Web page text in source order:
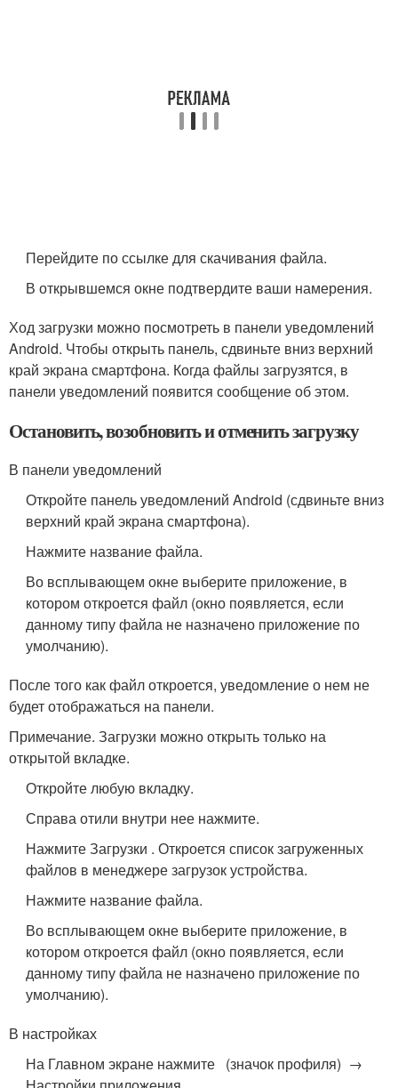
Перейдите по ссылке для скачивания файла.
В открывшемся окне подтвердите ваши намерения.
Ход загрузки можно посмотреть в панели уведомлений
Android. Чтобы открыть панель, сдвиньте вниз верхний
край экрана смартфона. Когда файлы загрузятся, в
панели уведомлений появится сообщение об этом.
Остановить, возобновить и отменить загрузку
В панели уведомлений
Откройте панель уведомлений Android (сдвиньте вниз
верхний край экрана смартфона).
Нажмите название файла.
Во всплывающем окне выберите приложение, в
котором откроется файл (окно появляется, если
данному типу файла не назначено приложение по
умолчанию).
После того как файл откроется, уведомление о нем не
будет отображаться на панели.
Примечание. Загрузки можно открыть только на
открытой вкладке.
Откройте любую вкладку.
Справа отили внутри нее нажмите.
Нажмите Загрузки . Откроется список загруженных
файлов в менеджере загрузок устройства.
Нажмите название файла.
Во всплывающем окне выберите приложение, в
котором откроется файл (окно появляется, если
данному типу файла не назначено приложение по
умолчанию).
В настройках
На Главном экране нажмите (значок профиля) →